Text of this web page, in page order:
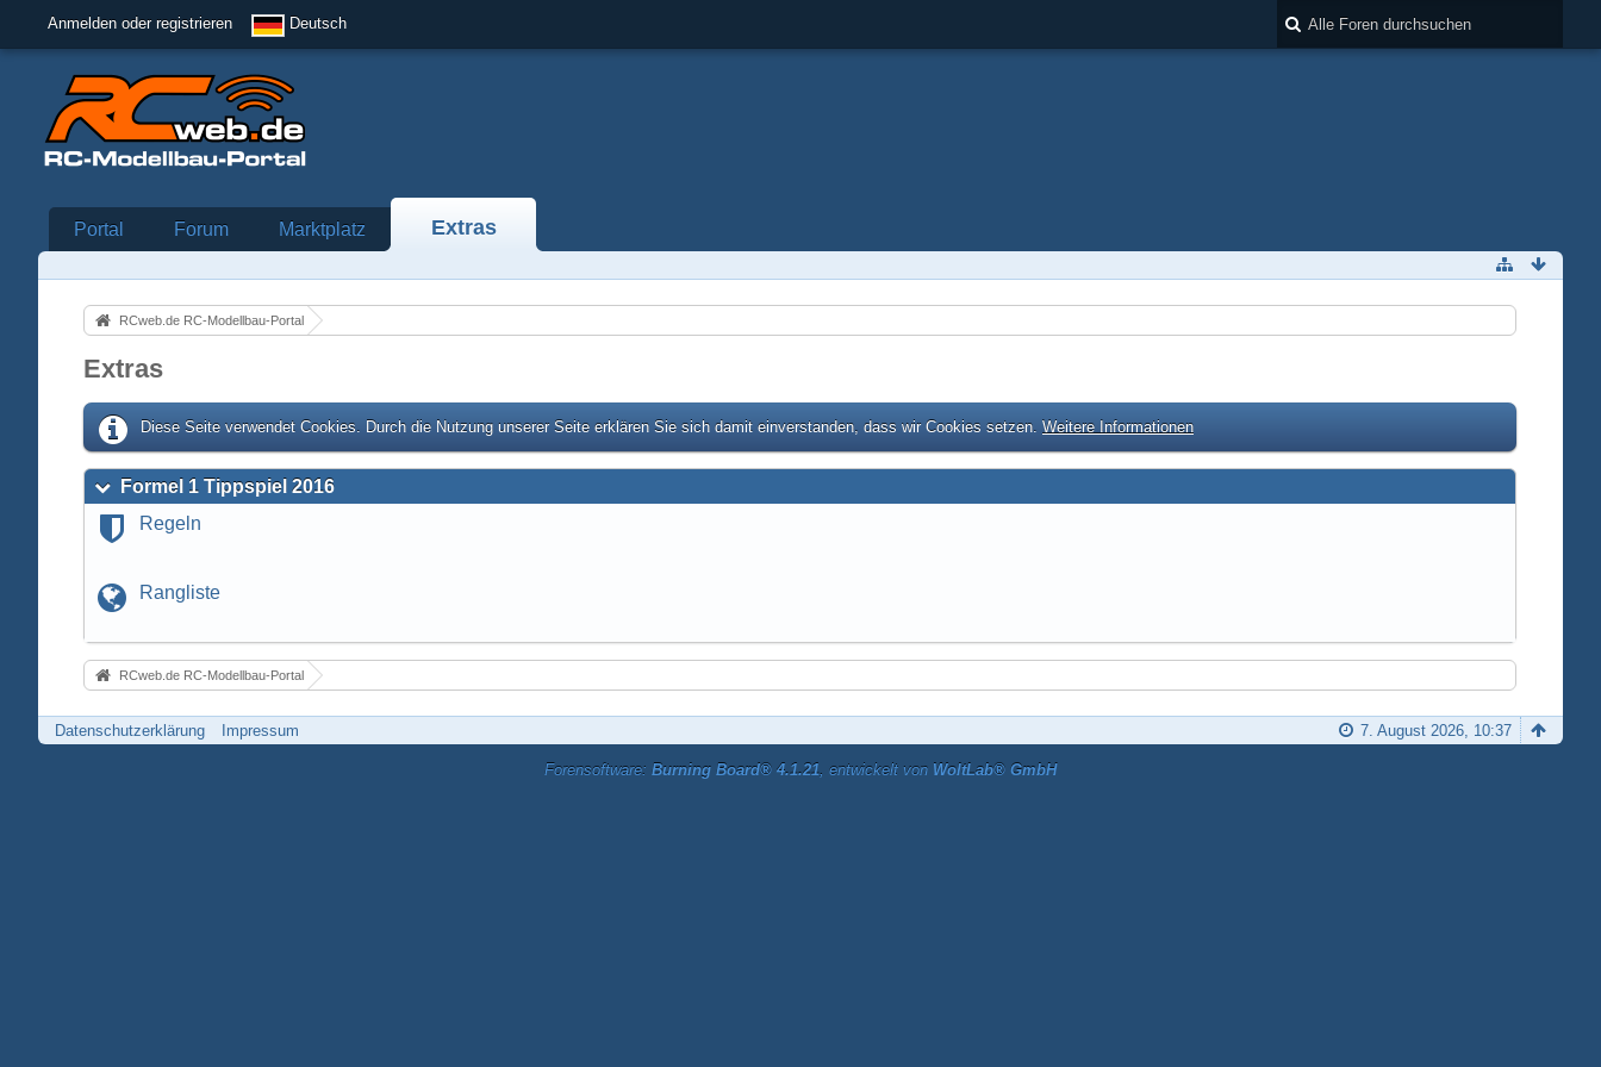
Anmelden oder registrieren Deutsch
Portal Forum Marktplatz Extras
RCweb.de RC-Modellbau-Portal
Extras
Diese Seite verwendet Cookies. Durch die Nutzung unserer Seite erklären Sie sich damit einverstanden, dass wir Cookies setzen. Weitere Informationen
Formel 1 Tippspiel 2016
Regeln
Rangliste
RCweb.de RC-Modellbau-Portal
Datenschutzerklärung Impressum 7. August 2026, 10:37
Forensoftware: Burning Board® 4.1.21, entwickelt von WoltLab® GmbH